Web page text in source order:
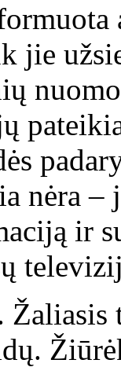
jie
nėra
ir